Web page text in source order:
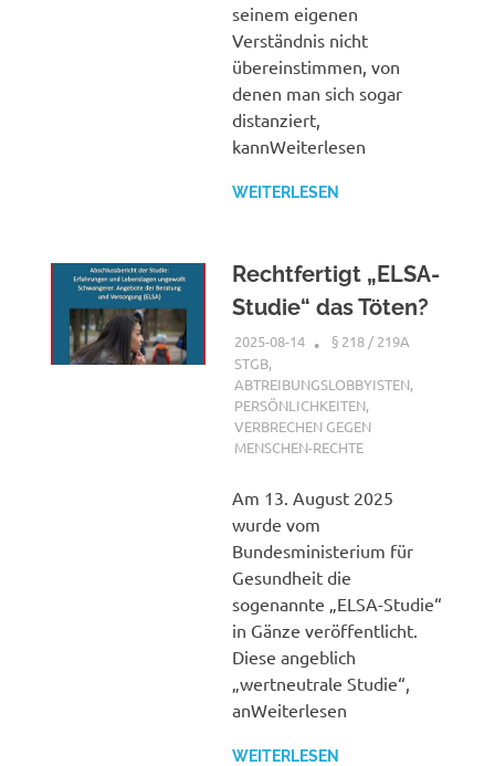
seinem eigenen
Verständnis nicht
übereinstimmen, von
denen man sich sogar
distanziert,
kannWeiterlesen
WEITERLESEN
Rechtfertigt „ELSA-
Studie“ das Töten?
2025-08-14 XX
§ 218 / 219A
STGB,
ABTREIBUNGSLOBBYISTEN,
PERSÖNLICHKEITEN,
VERBRECHEN GEGEN
MENSCHEN-RECHTE
Am 13. August 2025
wurde vom
Bundesministerium für
Gesundheit die
sogenannte „ELSA-Studie“
in Gänze veröffentlicht.
Diese angeblich
„wertneutrale Studie“,
anWeiterlesen
WEITERLESEN